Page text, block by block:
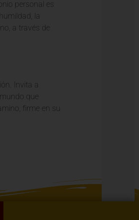
personal es
la
a través de
Invita a
que
firme en su